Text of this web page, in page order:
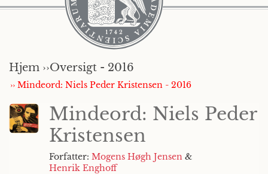
Hjem ››Oversigt - 2016
›› Mindeord: Niels Peder Kristensen - 2016
Mindeord: Niels Peder
Kristensen
Forfatter: Mogens Høgh Jensen &
Henrik Enghoff